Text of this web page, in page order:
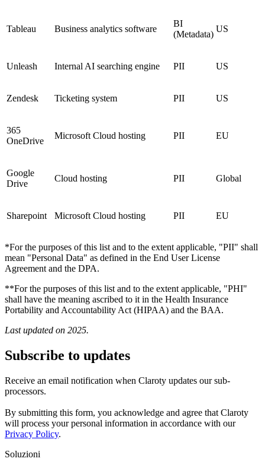
Tableau Business analytics software
BI
(Metadata)
US
Unleash Internal AI searching engine PII US
Zendesk Ticketing system PII US
365
OneDrive
Microsoft Cloud hosting PII EU
Google
Drive
Cloud hosting PII Global
Sharepoint Microsoft Cloud hosting PII EU
*For the purposes of this list and to the extent applicable, "PII" shall
mean "Personal Data" as defined in the End User License
Agreement and the DPA.
**For the purposes of this list and to the extent applicable, "PHI"
shall have the meaning ascribed to it in the Health Insurance
Portability and Accountability Act (HIPAA) and the BAA.
Last updated on 2025.
Subscribe to updates
Receive an email notification when Claroty updates our sub-
processors.
By submitting this form, you acknowledge and agree that Claroty
will process your personal information in accordance with our
Privacy Policy.
Soluzioni